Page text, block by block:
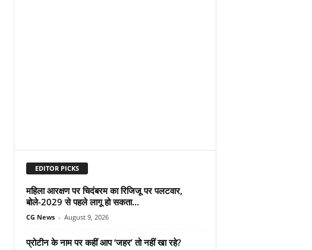
EDITOR PICKS
महिला आरक्षण पर चिदंबरम का रिजिजू पर पलटवार,
बोले-2029 से पहले लागू हो सकता...
CG News - August 9, 2026
प्रोटीन के नाम पर कहीं आप ‘जहर’ तो नहीं खा रहे?